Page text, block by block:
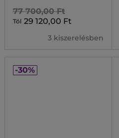
77 700,00 Ft
Tól 29 120,00 Ft
3 kiszerelésben
-30%